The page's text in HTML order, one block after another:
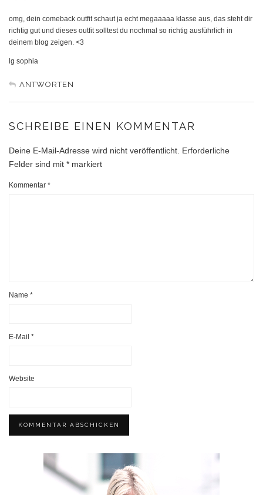
omg, dein comeback outfit schaut ja echt megaaaaa klasse aus, das steht dir
richtig gut und dieses outfit solltest du nochmal so richtig ausführlich in
deinem blog zeigen. <3
lg sophia
ANTWORTEN
SCHREIBE EINEN KOMMENTAR
Deine E-Mail-Adresse wird nicht veröffentlicht. Erforderliche
Felder sind mit * markiert
Kommentar *
Name *
E-Mail *
Website